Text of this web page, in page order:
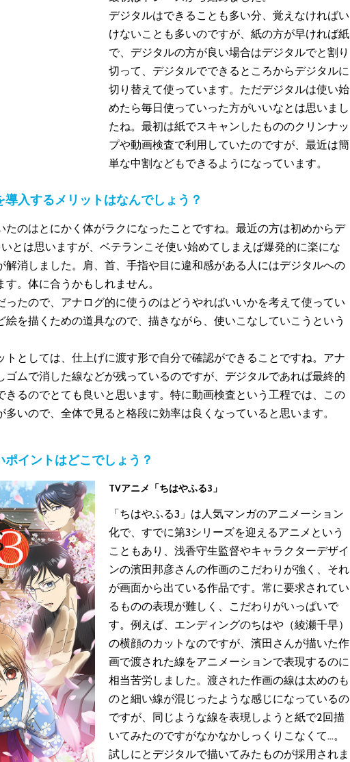
デジタルはできることも多い分、覚えなければい
けないことも多いのですが、紙の方が早ければ紙
で、デジタルの方が良い場合はデジタルでと割り
切って、デジタルでできるところからデジタルに
切り替えて使っています。ただデジタルは使い始
めたら毎日使っていった方がいいなとは思いまし
たね。最初は紙でスキャンしたもののクリンナッ
プや動画検査で利用していたのですが、最近は簡
単な中割などもできるようになっています。
導入するメリットはなんでしょう？
たのはとにかく体がラクになったことですね。最近の方は初めからデ
とは思いますが、ベテランこそ使い始めてしまえば爆発的に楽にな
解消しました。肩、首、手指や目に違和感がある人にはデジタルへの
。体に合うかもしれません。
ったので、アナログ的に使うのはどうやればいいかを考えて使ってい
絵を描くための道具なので、描きながら、使いこなしていこうという
トとしては、仕上げに渡す形で自分で確認ができることですね。アナ
ゴムで消した線などが残っているのですが、デジタルであれば最終的
きるのでとても良いと思います。特に動画検査という工程では、この
いので、全体で見ると格段に効率は良くなっていると思います。
ポイントはどこでしょう？
TVアニメ「ちはやふる3」
「ちはやふる3」は人気マンガのアニメーション
化で、すでに第3シリーズを迎えるアニメという
こともあり、浅香守生監督やキャラクターデザイ
ンの濱田邦彦さんの作画のこだわりが強く、それ
が画面から出ている作品です。常に要求されてい
るものの表現が難しく、こだわりがいっぱいで
す。例えば、エンディングのちはや（綾瀬千早）
の横顔のカットなのですが、濱田さんが描いた作
画で渡された線をアニメーションで表現するのに
相当苦労しました。渡された作画の線は太めのも
のと細い線が混じったような感じになっているの
ですが、同じような線を表現しようと紙で2回描
いてみたのですがなかなかしっくりこなくて…。
試しにとデジタルで描いてみたものが採用されま